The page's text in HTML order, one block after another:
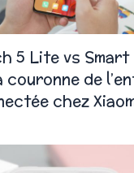
5 Lite vs Smart
de
chez